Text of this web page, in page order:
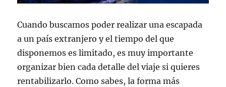
Cuando buscamos poder realizar una escapada
a un país extranjero y el tiempo del que
disponemos es limitado, es muy importante
organizar bien cada detalle del viaje si quieres
rentabilizarlo. Como sabes, la forma más